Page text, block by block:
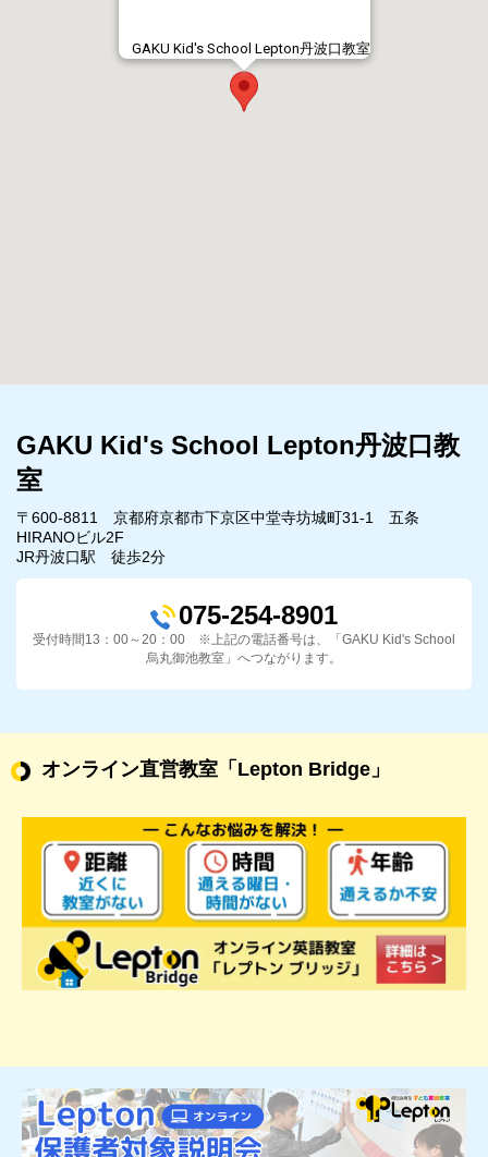
GAKU Kid's School Lepton丹波口教室
GAKU Kid's School Lepton丹波口教
室
〒600-8811 京都府京都市下京区中堂寺坊城町31-1 五条
HIRANOビル2F
JR丹波口駅 徒歩2分
075-254-8901
受付時間13：00～20：00 ※上記の電話番号は、「GAKU Kid's School
烏丸御池教室」へつながります。
オンライン直営教室 「Lepton Bridge」